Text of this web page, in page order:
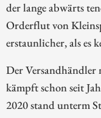
der lange abwärts
Orderflut von
erstaunlicher, als es
Der
kämpft schon seit
2020 stand unterm